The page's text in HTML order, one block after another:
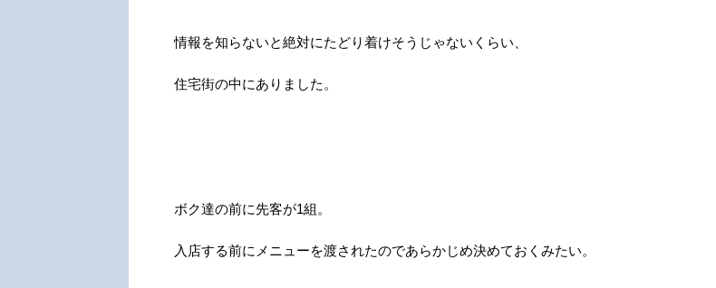
情報を知らないと絶対にたどり着けそうじゃないくらい、
住宅街の中にありました。
ボク達の前に先客が1組。
入店する前にメニューを渡されたのであらかじめ決めておくみたい。